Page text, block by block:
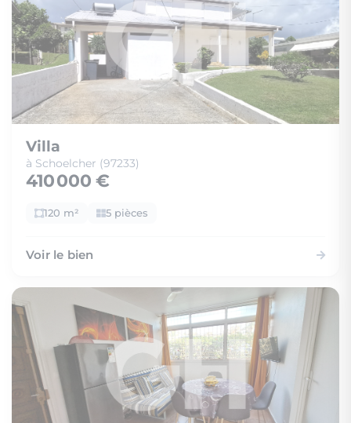
Villa
à Schoelcher (97233)
410 000 €
120 m² 5 pièces
Voir le bien